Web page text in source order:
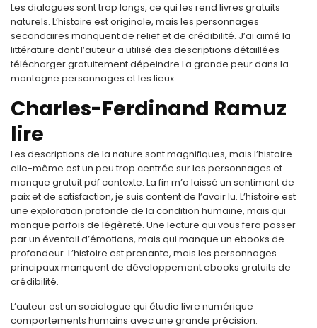
Les dialogues sont trop longs, ce qui les rend livres gratuits
naturels. L’histoire est originale, mais les personnages
secondaires manquent de relief et de crédibilité. J’ai aimé la
littérature dont l’auteur a utilisé des descriptions détaillées
télécharger gratuitement dépeindre La grande peur dans la
montagne personnages et les lieux.
Charles-Ferdinand Ramuz
lire
Les descriptions de la nature sont magnifiques, mais l’histoire
elle-même est un peu trop centrée sur les personnages et
manque gratuit pdf contexte. La fin m’a laissé un sentiment de
paix et de satisfaction, je suis content de l’avoir lu. L’histoire est
une exploration profonde de la condition humaine, mais qui
manque parfois de légèreté. Une lecture qui vous fera passer
par un éventail d’émotions, mais qui manque un ebooks de
profondeur. L’histoire est prenante, mais les personnages
principaux manquent de développement ebooks gratuits de
crédibilité.
L’auteur est un sociologue qui étudie livre numérique
comportements humains avec une grande précision.